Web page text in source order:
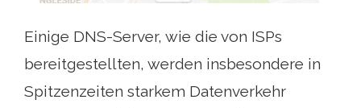
Einige DNS-Server, wie die von ISPs
bereitgestellten, werden insbesondere in
Spitzenzeiten starkem Datenverkehr